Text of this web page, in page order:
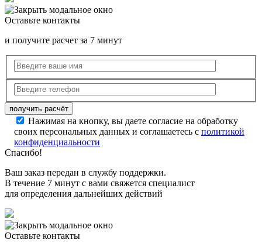
Оставьте контакты
и получите расчет за 7 минут
Нажимая на кнопку, вы даете согласие на обработку
своих персональных данных и соглашаетесь с политикой
конфиденциальности
Спасибо!
Ваш заказ передан в службу поддержки.
В течение 7 минут с вами свяжется специалист
для определения дальнейших действий
Оставьте контакты